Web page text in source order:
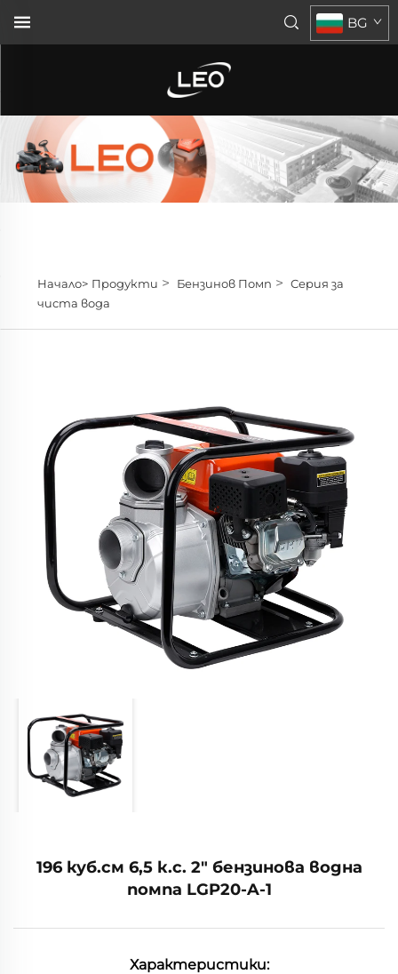
BG
Начало> Продукти > Бензинов Помп > Серия за
чиста вода
196 куб.см 6,5 к.с. 2" бензинова водна
помпа LGP20-A-1
Характеристики: